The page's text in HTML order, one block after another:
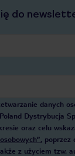
do
danych
Dystrybucja
oraz celu
, poprzez
z użyciem tzw.